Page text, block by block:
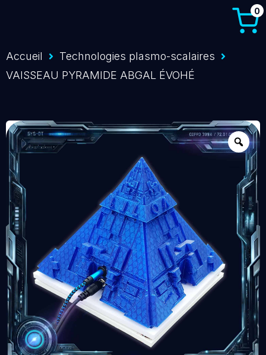
0
Accueil
Technologies plasmo-scalaires
VAISSEAU PYRAMIDE ABGAL ÉVOHÉ